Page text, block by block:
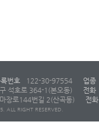
번호 122-30-97554 업종
석호로 364-1(본오동) 전화
장로144번길 2(산곡동) 전화
ALL RIGHT RESERVED.